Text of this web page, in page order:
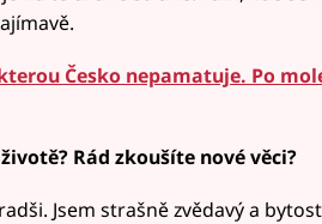
Česko nepamatuje. Po
Rád zkoušíte nové věci?
Jsem strašně zvědavý a